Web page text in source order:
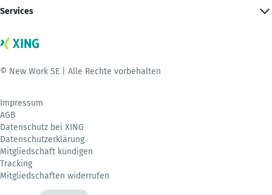
Services
© New Work SE | Alle Rechte vorbehalten
Impressum
AGB
Datenschutz bei XING
Datenschutzerklärung
Mitgliedschaft kündigen
Tracking
Mitgliedschaften widerrufen